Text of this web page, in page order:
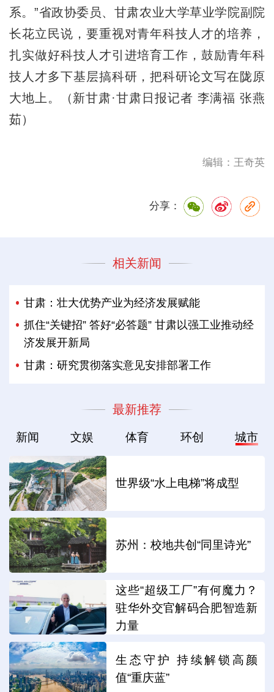
系。”省政协委员、甘肃农业大学草业学院副院
长花立民说，要重视对青年科技人才的培养，
扎实做好科技人才引进培育工作，鼓励青年科
技人才多下基层搞科研，把科研论文写在陇原
大地上。（新甘肃·甘肃日报记者 李满福 张燕
茹）
编辑：王奇英
分享：
相关新闻
甘肃：壮大优势产业为经济发展赋能
抓住“关键招” 答好“必答题” 甘肃以强工业推动经
济发展开新局
甘肃：研究贯彻落实意见安排部署工作
最新推荐
新闻 文娱 体育 环创 城市
世界级“水上电梯”将成型
苏州：校地共创“同里诗光”
这些“超级工厂”有何魔力？
驻华外交官解码合肥智造新
力量
生态守护 持续解锁高颜
值“重庆蓝”